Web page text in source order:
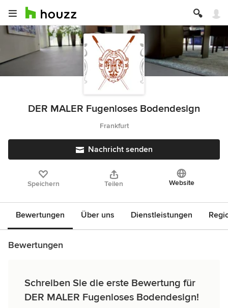
DER MALER Fugenloses Bodendesign
Frankfurt
Nachricht senden
Speichern Teilen Website
Bewertungen Über uns Dienstleistungen
Bewertungen
Schreiben Sie die erste Bewertung für
DER MALER Fugenloses Bodendesign!